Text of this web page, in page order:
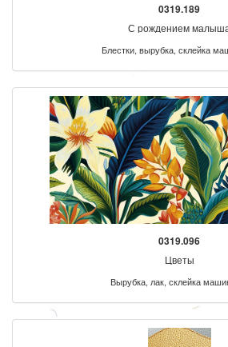
0319.189
С рождением
Блестки, вырубка, склейка
0319.096
Цветы
Вырубка, лак, склейка